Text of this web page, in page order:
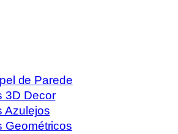
de Parede
3D Decor
Azulejos
Geométricos